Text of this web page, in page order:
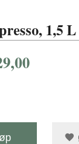
1,5 L